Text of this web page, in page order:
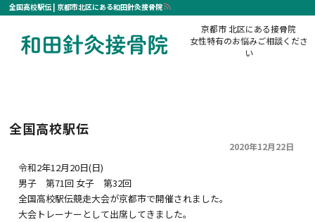
全国高校駅伝 | 京都市北区にある和田針灸接骨院
京都市 北区にある接骨院
女性特有のお悩みご相談くださ
い
全国高校駅伝
2020年12月22日
令和2年12月20日(日)
男子 第71回 女子 第32回
全国高校駅伝競走大会が京都市で開催されました。
大会トレーナーとして出席してきました。
逆子治療について
お問い合わせ